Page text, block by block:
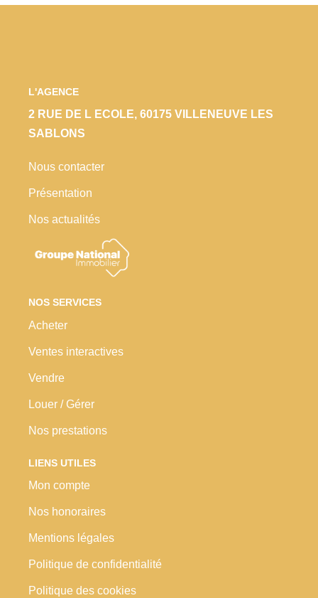
L'AGENCE
2 RUE DE L ECOLE, 60175 VILLENEUVE LES
SABLONS
Nous contacter
Présentation
Nos actualités
NOS SERVICES
Acheter
Ventes interactives
Vendre
Louer / Gérer
Nos prestations
LIENS UTILES
Mon compte
Nos honoraires
Mentions légales
Politique de confidentialité
Politique des cookies